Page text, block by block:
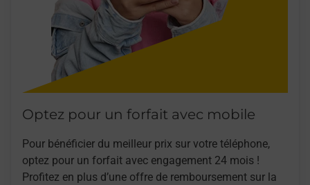
Optez pour un forfait avec mobile
Pour bénéficier du meilleur prix sur votre téléphone,
optez pour un forfait avec engagement 24 mois !
Profitez en plus d’une offre de remboursement sur la